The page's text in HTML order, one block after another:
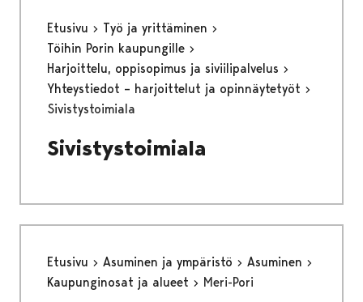
Etusivu
Työ ja yrittäminen
Töihin Porin kaupungille
Harjoittelu, oppisopimus ja siviilipalvelus
Yhteystiedot – harjoittelut ja opinnäytetyöt
Sivistystoimiala
Sivistystoimiala
Etusivu Asuminen ja ympäristö
Asuminen
Kaupunginosat ja alueet
Meri-Pori